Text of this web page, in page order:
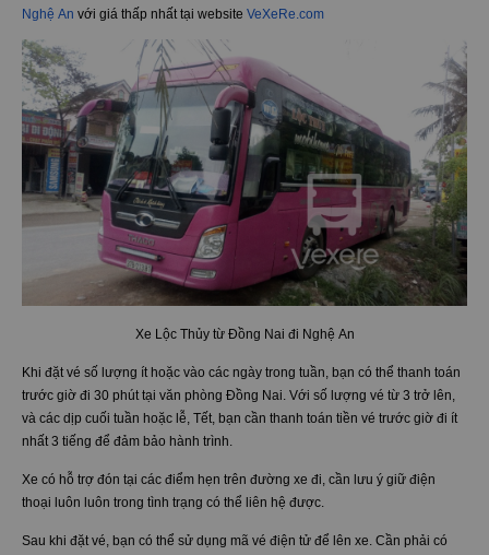
Nghệ An với giá thấp nhất tại website VeXeRe.com
Xe Lộc Thủy từ Đồng Nai đi Nghệ An
Khi đặt vé số lượng ít hoặc vào các ngày trong tuần, bạn có thể thanh toán
trước giờ đi 30 phút tại văn phòng Đồng Nai. Với số lượng vé từ 3 trở lên,
và các dịp cuối tuần hoặc lễ, Tết, bạn cần thanh toán tiền vé trước giờ đi ít
nhất 3 tiếng để đảm bảo hành trình.
Xe có hỗ trợ đón tại các điểm hẹn trên đường xe đi, cần lưu ý giữ điện
thoại luôn luôn trong tình trạng có thể liên hệ được.
Sau khi đặt vé, bạn có thể sử dụng mã vé điện tử để lên xe. Cần phải có